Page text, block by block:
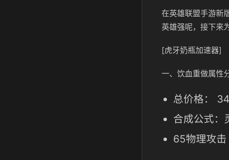
在英雄联盟手游新
英雄强呢，接下来
[虎牙奶瓶加速器]
一、饮血重做属性
总价格：
合成公式：
65物理攻